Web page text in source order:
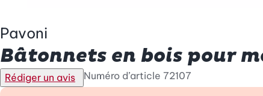
Pavoni
Bâtonnets en bois pour
Rédiger un avis Numéro d’article 72107